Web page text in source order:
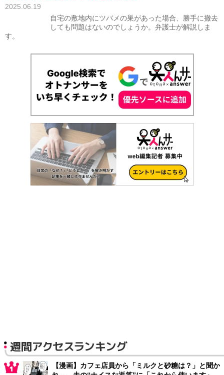
2025.06.19
自宅の敷地内にツバメの巣があった場合、勝手に撤去
しても問題はないのでしょうか。弁護士が解説しま
す。
週間アクセスランキング
【漫画】カフェ店員から「ミルクと砂糖は？」と聞か